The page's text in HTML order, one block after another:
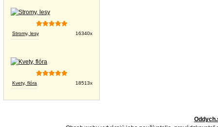
Stromy, lesy 16340x
Kvety, flóra 18513x